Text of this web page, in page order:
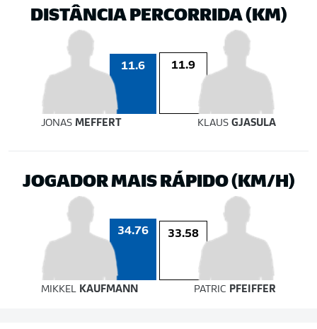
DISTÂNCIA PERCORRIDA (KM)
11.6 11.9
JONAS MEFFERT KLAUSGJASULA
JOGADOR MAIS RÁPIDO (KM/H)
34.76 33.58
MIKKEL KAUFMANN PATRIC PFEIFFER